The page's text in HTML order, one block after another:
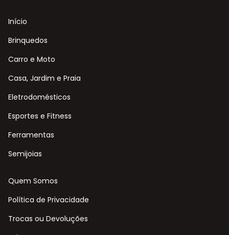
Início
Brinquedos
Carro e Moto
Casa, Jardim e Praia
Eletrodomésticos
Esportes e Fitness
Ferramentas
Semijoias
Quem Somos
Política de Privacidade
Trocas ou Devoluções